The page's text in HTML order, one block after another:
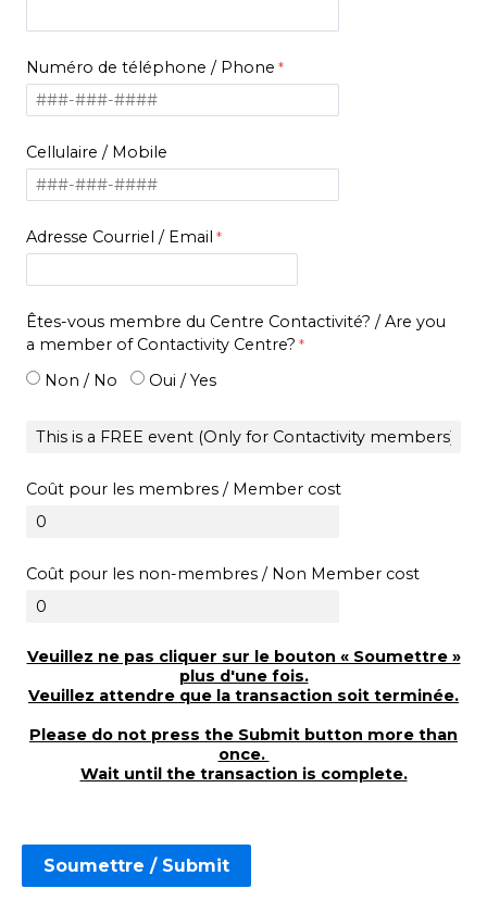
Numéro de téléphone / Phone
Cellulaire / Mobile
Adresse Courriel / Email
Êtes-vous membre du Centre Contactivité? /Are you
a member of Contactivity Centre?
Non / No
Oui / Yes
Coût pour les membres / Member cost
Coût pour les non-membres / Non Member cost
Veuillez ne pas cliquer sur le bouton « Soumettre »
plus d'une fois.
Veuillez attendre que la transaction soit terminée.
Please do not press the Submit button more than
once.
Wait until the transaction is complete.